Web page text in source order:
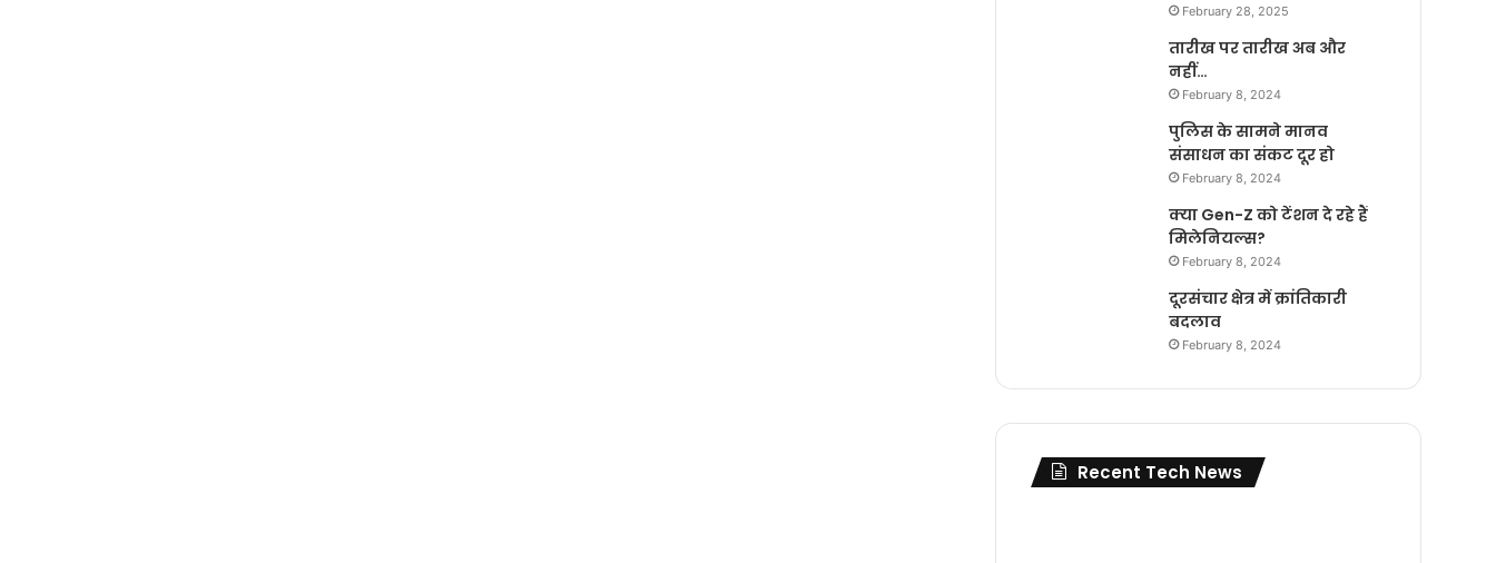
February 28, 2025
तारीख पर तारीख अब और
नहीं…
February 8, 2024
पुलिस के सामने मानव
संसाधन का संकट दूर हो
February 8, 2024
क्या Gen-Z को टेंशन दे रहे हैं
मिलेनियल्स?
February 8, 2024
दूरसंचार क्षेत्र में क्रांतिकारी
बदलाव
February 8, 2024
Recent Tech News